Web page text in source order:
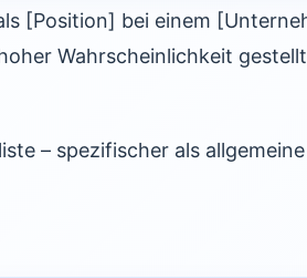
[Position] bei einem
Wahrscheinlichkeit
– spezifischer als